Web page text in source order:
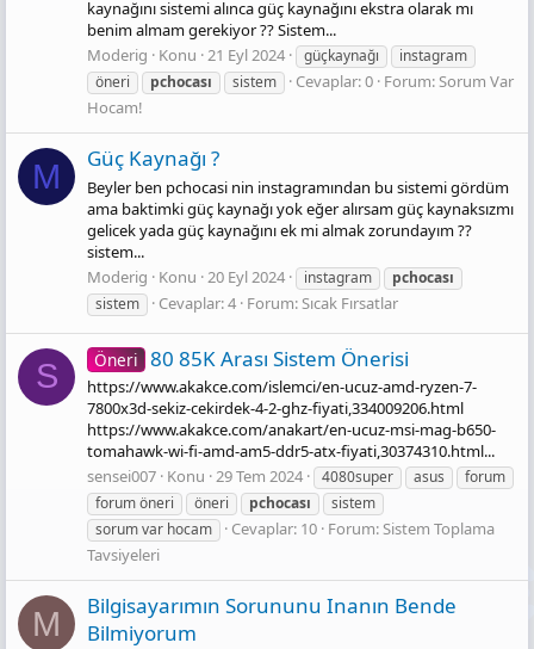
kaynağını sistemi alınca güç kaynağını ekstra olarak mı
benim almam gerekiyor ?? Sistem...
Moderig
Konu 21 Eyl 2024 güçkaynağı
instagram
öneri
pchocası sistem Cevaplar: 0 Forum:Sorum Var
Hocam!
M Güç Kaynağı ?
Beyler ben pchocasi nin instagramından bu sistemi gördüm
ama baktimki güç kaynağı yok eğer alırsam güç kaynaksızmı
gelicek yada güç kaynağını ek mi almak zorundayım ??
sistem...
Moderig
Konu 20 Eyl 2024 instagram
pchocası
sistem
Cevaplar: 4 Forum:Sıcak Fırsatlar
S Öneri 80 85K Arası Sistem Önerisi
https://www.akakce.com/islemci/en-ucuz-amd-ryzen-7-
7800x3d-sekiz-cekirdek-4-2-ghz-fiyati,334009206.html
https://www.akakce.com/anakart/en-ucuz-msi-mag-b650-
tomahawk-wi-fi-amd-am5-ddr5-atx-fiyati,30374310.html...
sensei007 Konu 29 Tem 2024 4080super asus
forum
forum öneri
öneri pchocası
sistem
sorum var hocam
Cevaplar: 10 Forum:Sistem Toplama
Tavsiyeleri
M
Bilgisayarımın Sorununu Inanın Bende
Bilmiyorum